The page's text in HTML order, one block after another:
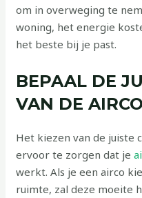
om in overweging te
woning, het energie
het beste bij je past.
BEPAAL DE
VAN DE AIRCO
Het kiezen van de juiste
ervoor te zorgen dat je
werkt. Als je een airco
ruimte, zal deze moeite